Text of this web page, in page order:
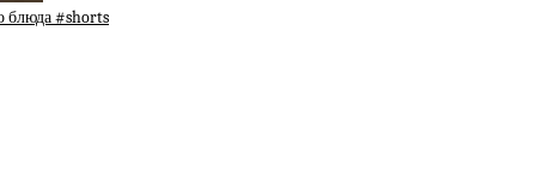
блюда #shorts